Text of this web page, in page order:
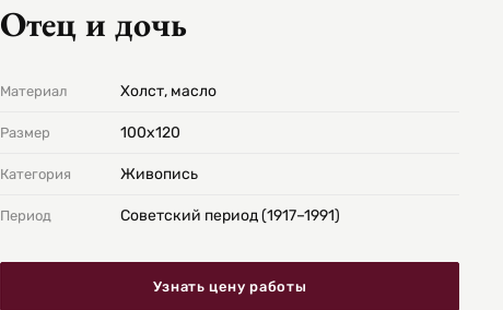
Отец и дочь
Материал Холст, масло
Размер 100х120
Категория Живопись
Период Советский период (1917–1991)
Узнать цену работы